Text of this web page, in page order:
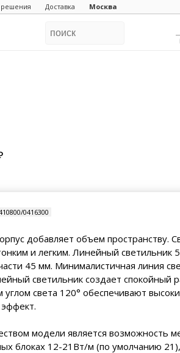
Доставка Москва
0416300
добавляет объем пространству.
и легким. Линейный
45 мм. Минималистичная линия
светильник создает
света 120° обеспечивают
модели является возможность
блоках 12-21Вт/м (по умолчанию